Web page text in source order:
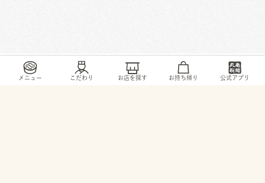
メニュー こだわり お店を探す お持ち帰り 公式アプリ
トップ / お店・ サービス / 大津市 丸の内町11-6